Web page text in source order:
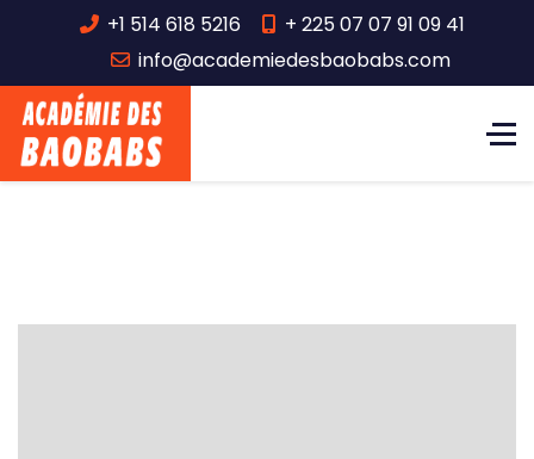
+1 514 618 5216
+ 225 07 07 91 09 41
info@academiedesbaobabs.com